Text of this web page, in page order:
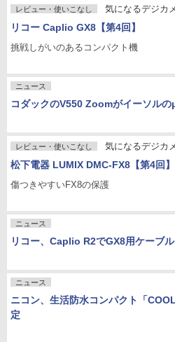
レビュー・使いこなし 気になるデジカ
リコー Caplio GX8【第4回】
挑戦しがいのあるコンパクト機
ニュース
コダックのV550 Zoomがイーソル
レビュー・使いこなし 気になるデジカ
松下電器 LUMIX DMC-FX8【第4回】
傷つきやすいFX8の保護
ニュース
リコー、Caplio R2でGX8用ケーブ
ニュース
ニコン、生活防水コンパクト「
定